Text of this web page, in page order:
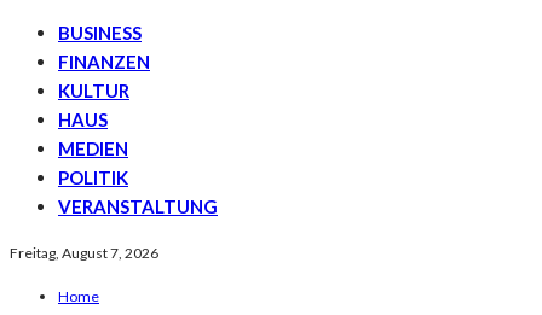
BUSINESS
FINANZEN
KULTUR
HAUS
MEDIEN
POLITIK
VERANSTALTUNG
Freitag, August 7, 2026
Home